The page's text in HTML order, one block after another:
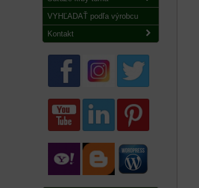
VYHĽADAŤ podľa výrobcu
Kontakt